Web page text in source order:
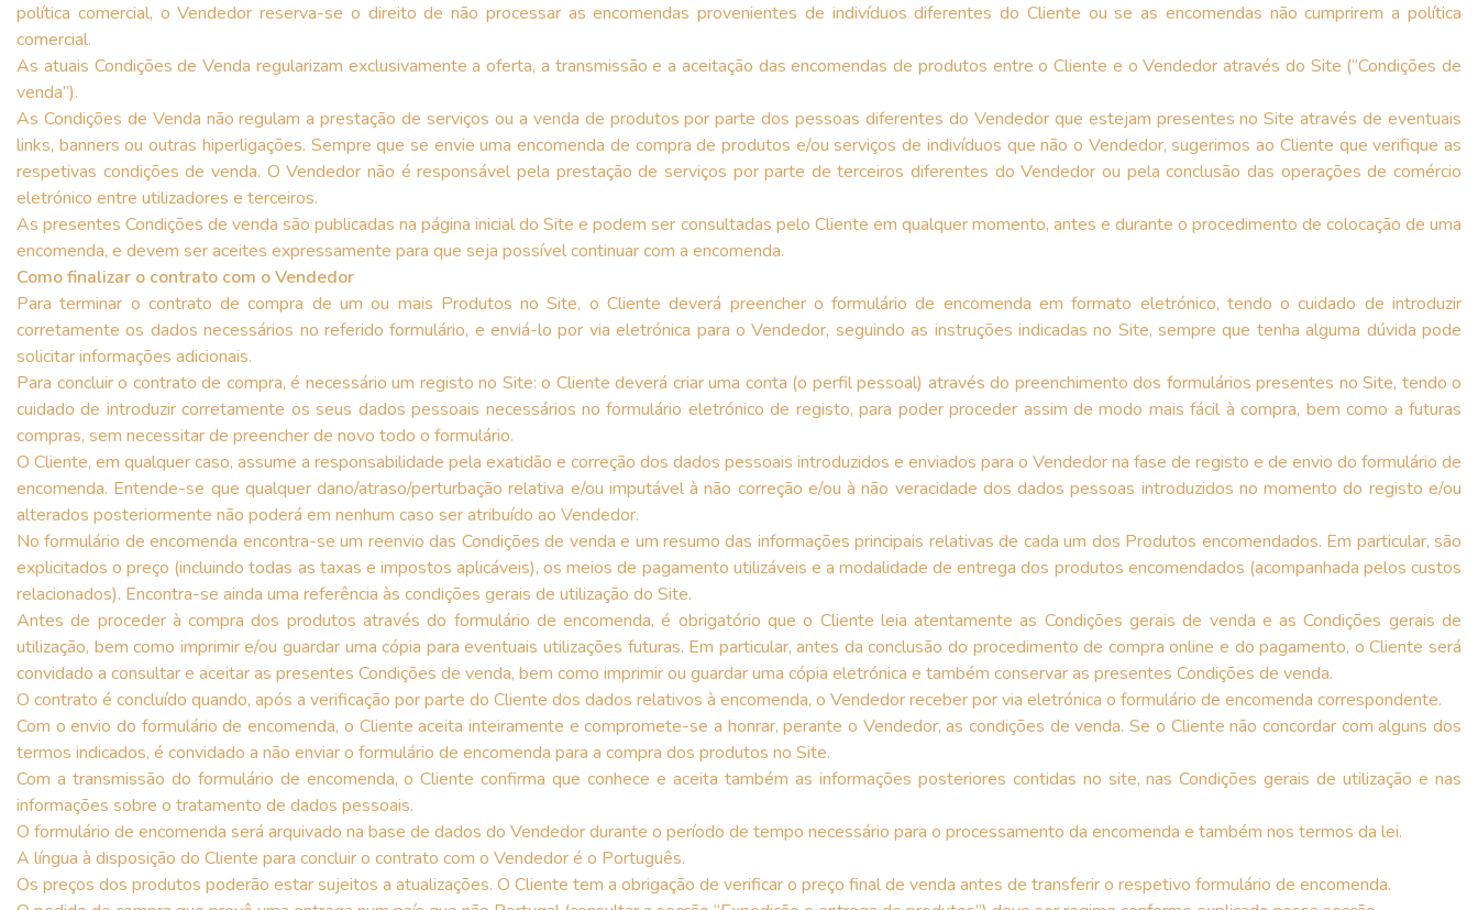
política comercial, o Vendedor reserva-se o direito de não processar as encomendas provenientes de indivíduos diferentes do Cliente ou se as encomendas não cumprirem a política
comercial.
As atuais Condições de Venda regularizam exclusivamente a oferta, a transmissão e a aceitação das encomendas de produtos entre o Cliente e o Vendedor através do Site (“Condições de
venda”).
As Condições de Venda não regulam a prestação de serviços ou a venda de produtos por parte dos pessoas diferentes do Vendedor que estejam presentes no Site através de eventuais
links, banners ou outras hiperligações. Sempre que se envie uma encomenda de compra de produtos e/ou serviços de indivíduos que não o Vendedor, sugerimos ao Cliente que verifique as
respetivas condições de venda. O Vendedor não é responsável pela prestação de serviços por parte de terceiros diferentes do Vendedor ou pela conclusão das operações de comércio
eletrónico entre utilizadores e terceiros.
As presentes Condições de venda são publicadas na página inicial do Site e podem ser consultadas pelo Cliente em qualquer momento, antes e durante o procedimento de colocação de uma
encomenda, e devem ser aceites expressamente para que seja possível continuar com a encomenda.
Como finalizar o contrato com o Vendedor
Para terminar o contrato de compra de um ou mais Produtos no Site, o Cliente deverá preencher o formulário de encomenda em formato eletrónico, tendo o cuidado de introduzir
corretamente os dados necessários no referido formulário, e enviá-lo por via eletrónica para o Vendedor, seguindo as instruções indicadas no Site, sempre que tenha alguma dúvida pode
solicitar informações adicionais.
Para concluir o contrato de compra, é necessário um registo no Site: o Cliente deverá criar uma conta (o perfil pessoal) através do preenchimento dos formulários presentes no Site, tendo o
cuidado de introduzir corretamente os seus dados pessoais necessários no formulário eletrónico de registo, para poder proceder assim de modo mais fácil à compra, bem como a futuras
compras, sem necessitar de preencher de novo todo o formulário.
O Cliente, em qualquer caso, assume a responsabilidade pela exatidão e correção dos dados pessoais introduzidos e enviados para o Vendedor na fase de registo e de envio do formulário de
encomenda. Entende-se que qualquer dano/atraso/perturbação relativa e/ou imputável à não correção e/ou à não veracidade dos dados pessoas introduzidos no momento do registo e/ou
alterados posteriormente não poderá em nenhum caso ser atribuído ao Vendedor.
No formulário de encomenda encontra-se um reenvio das Condições de venda e um resumo das informações principais relativas de cada um dos Produtos encomendados. Em particular, são
explicitados o preço (incluindo todas as taxas e impostos aplicáveis), os meios de pagamento utilizáveis e a modalidade de entrega dos produtos encomendados (acompanhada pelos custos
relacionados). Encontra-se ainda uma referência às condições gerais de utilização do Site.
Antes de proceder à compra dos produtos através do formulário de encomenda, é obrigatório que o Cliente leia atentamente as Condições gerais de venda e as Condições gerais de
utilização, bem como imprimir e/ou guardar uma cópia para eventuais utilizações futuras. Em particular, antes da conclusão do procedimento de compra online e do pagamento, o Cliente será
convidado a consultar e aceitar as presentes Condições de venda, bem como imprimir ou guardar uma cópia eletrónica e também conservar as presentes Condições de venda.
O contrato é concluído quando, após a verificação por parte do Cliente dos dados relativos à encomenda, o Vendedor receber por via eletrónica o formulário de encomenda correspondente.
Com o envio do formulário de encomenda, o Cliente aceita inteiramente e compromete-se a honrar, perante o Vendedor, as condições de venda. Se o Cliente não concordar com alguns dos
termos indicados, é convidado a não enviar o formulário de encomenda para a compra dos produtos no Site.
Com a transmissão do formulário de encomenda, o Cliente confirma que conhece e aceita também as informações posteriores contidas no site, nas Condições gerais de utilização e nas
informações sobre o tratamento de dados pessoais.
O formulário de encomenda será arquivado na base de dados do Vendedor durante o período de tempo necessário para o processamento da encomenda e também nos termos da lei.
A língua à disposição do Cliente para concluir o contrato com o Vendedor é o Português.
Os preços dos produtos poderão estar sujeitos a atualizações. O Cliente tem a obrigação de verificar o preço final de venda antes de transferir o respetivo formulário de encomenda.